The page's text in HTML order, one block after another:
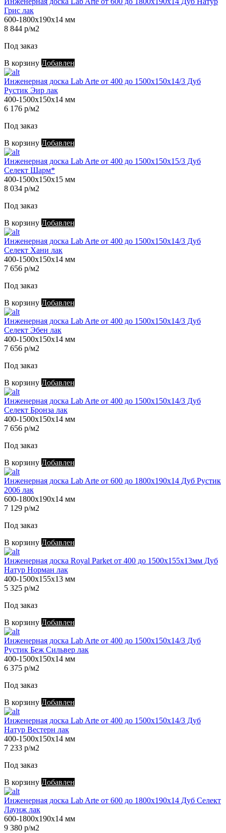
Грис лак
600-1800х190х14 мм
8 844 р/м2
Под заказ
В корзину Добавлен
Инженерная доска Lab Arte от 400 до 1500х150х14/3 Дуб
Рустик Эир лак
400-1500х150х14 мм
6 176 р/м2
Под заказ
В корзину Добавлен
Инженерная доска Lab Arte от 400 до 1500х150х15/3 Дуб
Селект Шарм*
400-1500х150х15 мм
8 034 р/м2
Под заказ
В корзину Добавлен
Инженерная доска Lab Arte от 400 до 1500х150х14/3 Дуб
Селект Хани лак
400-1500х150х14 мм
7 656 р/м2
Под заказ
В корзину Добавлен
Инженерная доска Lab Arte от 400 до 1500х150х14/3 Дуб
Селект Эбен лак
400-1500х150х14 мм
7 656 р/м2
Под заказ
В корзину Добавлен
Инженерная доска Lab Arte от 400 до 1500х150х14/3 Дуб
Селект Бронза лак
400-1500х150х14 мм
7 656 р/м2
Под заказ
В корзину Добавлен
Инженерная доска Lab Arte от 600 до 1800х190х14 Дуб Рустик
2006 лак
600-1800х190х14 мм
7 129 р/м2
Под заказ
В корзину Добавлен
Инженерная доска Royal Parket от 400 до 1500х155х13мм Дуб
Натур Норман лак
400-1500х155х13 мм
5 325 р/м2
Под заказ
В корзину Добавлен
Инженерная доска Lab Arte от 400 до 1500х150х14/3 Дуб
Рустик Беж Сильвер лак
400-1500х150х14 мм
6 375 р/м2
Под заказ
В корзину Добавлен
Инженерная доска Lab Arte от 400 до 1500х150х14/3 Дуб
Натур Вестерн лак
400-1500х150х14 мм
7 233 р/м2
Под заказ
В корзину Добавлен
Инженерная доска Lab Arte от 600 до 1800х190х14 Дуб Селект
Лаунж лак
600-1800х190х14 мм
9 380 р/м2